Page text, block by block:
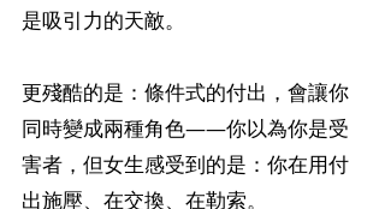
是吸引力的天敵。
更殘酷的是：條件式的付出，會讓你
同時變成兩種角色——你以為你是受
害者，但女生感受到的是：你在用付
出施壓、在交換、在勒索。